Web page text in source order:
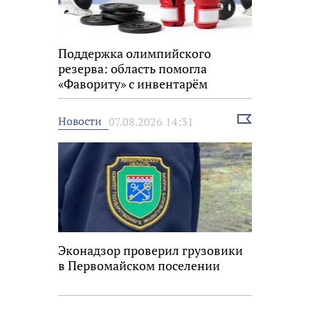
Поддержка олимпийского
резерва: область помогла
«Фавориту» с инвентарём
Новости 07.08.2026 14:31
Выбрать
Эконадзор проверил грузовики
в Первомайском поселении